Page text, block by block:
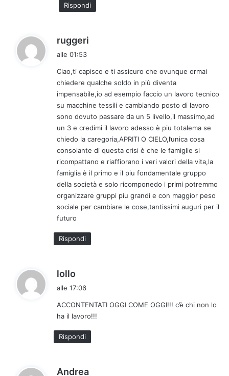
Rispondi
ruggeri
e
t
t
o
:
alle 01:53
Ciao,ti capisco e ti assicuro che ovunque ormai
chiedere qualche soldo in più diventa
impensabile,io ad esempio faccio un lavoro tecnico
su macchine tessili e cambiando posto di lavoro
sono dovuto passare da un 5 livello,il massimo,ad
un 3 e credimi il lavoro adesso è piu totalema se
chiedo la caregoria,APRITI O CIELO,l’unica cosa
consolante di questa crisi è che le famiglie si
ricompattano e riaffiorano i veri valori della vita,la
famiglia è il primo e il piu fondamentale gruppo
della società e solo ricomponedo i primi potremmo
organizzare gruppi piu grandi e con maggior peso
sociale per cambiare le cose,tantissimi auguri per il
futuro
Rispondi
lollo
e
t
t
o
alle 17:06
ACCONTENTATI OGGI COME OGGI!!! c’è chi non lo
ha il lavoro!!!
Rispondi
Andrea